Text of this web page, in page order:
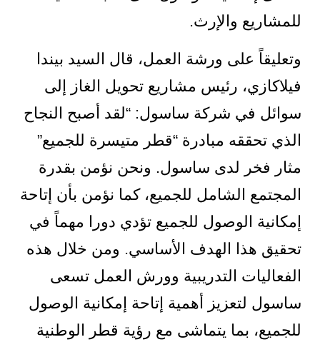
للمشاريع والإرث.
وتعليقاً على ورشة العمل، قال السيد بيندا
فيلاكازي، رئيس مشاريع تحويل الغاز إلى
سوائل في شركة ساسول: “لقد أصبح النجاح
الذي تحققه مبادرة “قطر متيسرة للجميع”
مثار فخر لدى ساسول. ونحن نؤمن بقدرة
المجتمع الشامل للجميع، كما نؤمن بأن إتاحة
إمكانية الوصول للجميع تؤدي دورا مهماً في
تحقيق هذا الهدف الأساسي. ومن خلال هذه
الفعاليات التدريبية وورش العمل تسعى
ساسول لتعزيز أهمية إتاحة إمكانية الوصول
للجميع، بما يتماشى مع رؤية قطر الوطنية